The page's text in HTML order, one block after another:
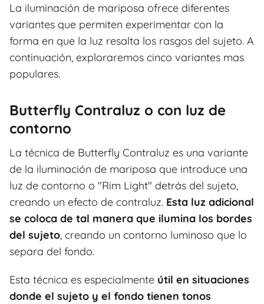
La iluminación de mariposa ofrece diferentes
variantes que permiten experimentar con la
forma en que la luz resalta los rasgos del sujeto. A
continuación, exploraremos cinco variantes mas
populares.
Butterfly Contraluz o con luz de
contorno
La técnica de Butterfly Contraluz es una variante
de la iluminación de mariposa que introduce una
luz de contorno o "Rim Light" detrás del sujeto,
creando un efecto de contraluz. Esta luz adicional
se coloca de tal manera que ilumina los bordes
del sujeto, creando un contorno luminoso que lo
separa del fondo.
Esta técnica es especialmente útil en situaciones
donde el sujeto y el fondo tienen tonos